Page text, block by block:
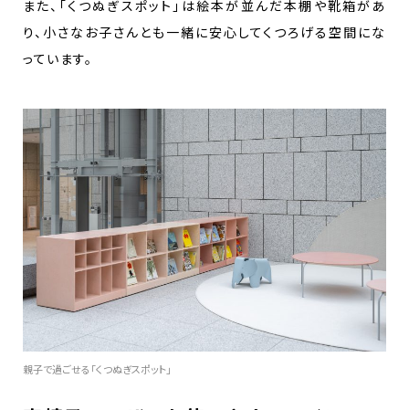
また、「くつぬぎスポット」は絵本が並んだ本棚や靴箱があ
り、小さなお子さんとも一緒に安心してくつろげる空間にな
っています。
親子で過ごせる「くつぬぎスポット」